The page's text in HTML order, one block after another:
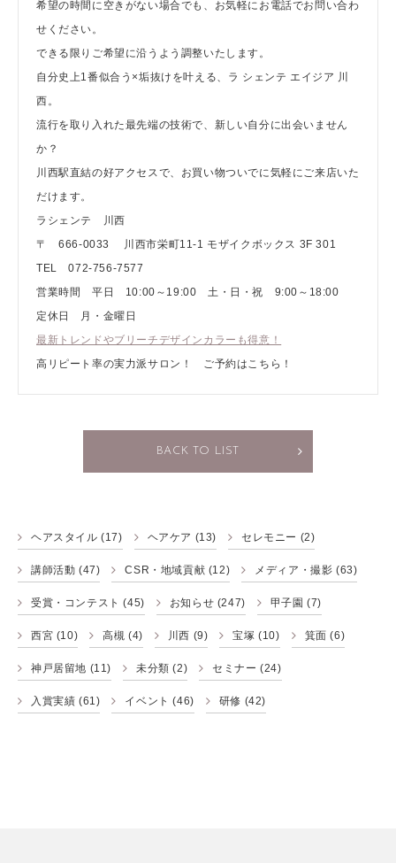
希望の時間に空きがない場合でも、お気軽にお電話でお問い合わ
せください。
できる限りご希望に沿うよう調整いたします。
自分史上1番似合う×垢抜けを叶える、ラ シェンテ エイジア 川
西。
流行を取り入れた最先端の技術で、新しい自分に出会いません
か？
川西駅直結の好アクセスで、お買い物ついでに気軽にご来店いた
だけます。
ラシェンテ 川西
〒 666-0033 川西市栄町11-1 モザイクボックス 3F 301
TEL 072-756-7577
営業時間 平日 10:00～19:00 土・日・祝 9:00～18:00
定休日 月・金曜日
最新トレンドやブリーチデザインカラーも得意！
高リピート率の実力派サロン！ ご予約はこちら！
BACK TO LIST
ヘアスタイル (17) ヘアケア (13) セレモニー (2)
講師活動 (47) CSR・地域貢献 (12) メディア・撮影 (63)
受賞・コンテスト (45) お知らせ (247) 甲子園 (7)
西宮 (10) 高槻 (4) 川西 (9) 宝塚 (10) 箕面 (6)
神戸居留地 (11) 未分類 (2) セミナー (24)
入賞実績 (61) イベント (46) 研修 (42)